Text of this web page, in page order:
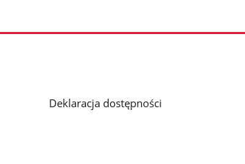
Deklaracja dostępności